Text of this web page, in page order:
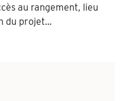
au rangement, lieu
du projet…